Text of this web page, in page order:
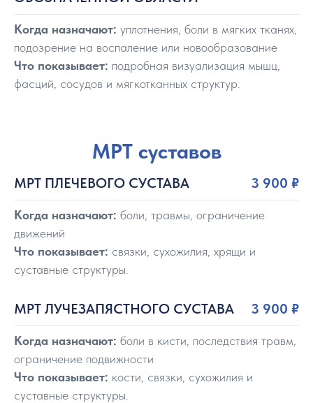
Когда назначают: уплотнения, боли в мягких тканях,
подозрение на воспаление или новообразование
Что показывает: подробная визуализация мышц,
фасций, сосудов и мягкотканных структур.
МРТ суставов
МРТ ПЛЕЧЕВОГО СУСТАВА 3 900 ₽
Когда назначают: боли, травмы, ограничение
движений
Что показывает: связки, сухожилия, хрящи и
суставные структуры.
МРТ ЛУЧЕЗАПЯСТНОГО СУСТАВА 3 900 ₽
Когда назначают: боли в кисти, последствия травм,
ограничение подвижности
Что показывает: кости, связки, сухожилия и
суставные структуры.